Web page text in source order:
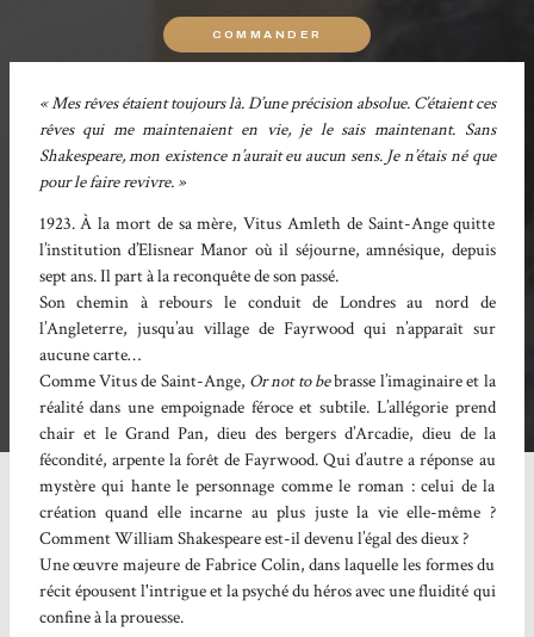
COMMANDER
« Mes rêves étaient toujours là. D’une précision absolue. C’étaient ces
rêves qui me maintenaient en vie, je le sais maintenant. Sans
Shakespeare, mon existence n’aurait eu aucun sens. Je n’étais né que
pour le faire revivre. »
1923. À la mort de sa mère, Vitus Amleth de Saint-Ange quitte
l’institution d’Elisnear Manor où il séjourne, amnésique, depuis
sept ans. Il part à la reconquête de son passé.
Son chemin à rebours le conduit de Londres au nord de
l’Angleterre, jusqu’au village de Fayrwood qui n’apparaît sur
aucune carte…
Comme Vitus de Saint-Ange, Or not to bebrasse l’imaginaire et la
réalité dans une empoignade féroce et subtile. L’allégorie prend
chair et le Grand Pan, dieu des bergers d’Arcadie, dieu de la
fécondité, arpente la forêt de Fayrwood. Qui d’autre a réponse au
mystère qui hante le personnage comme le roman : celui de la
création quand elle incarne au plus juste la vie elle-même ?
Comment William Shakespeare est-il devenu l’égal des dieux ?
Une œuvre majeure de Fabrice Colin, dans laquelle les formes du
récit épousent l'intrigue et la psyché du héros avec une fluidité qui
confine à la prouesse.